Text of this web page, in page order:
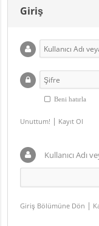
Giriş
Beni hatırla
Unuttum! | Kayıt Ol
Kullanıcı Adı
Giriş Bölümüne Dön |